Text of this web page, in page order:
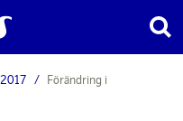
2017
Förändring i